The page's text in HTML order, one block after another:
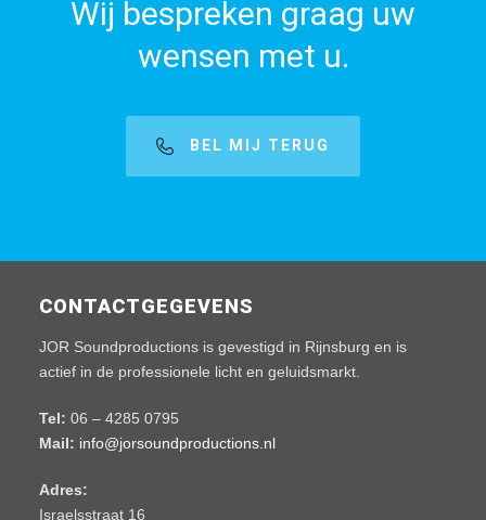
Wij bespreken graag uw
wensen met u.
BEL MIJ TERUG
CONTACTGEGEVENS
JOR Soundproductions is gevestigd in Rijnsburg en is
actief in de professionele licht en geluidsmarkt.
Tel: 06 – 4285 0795
Mail: info@jorsoundproductions.nl
Adres:
Israelsstraat 16